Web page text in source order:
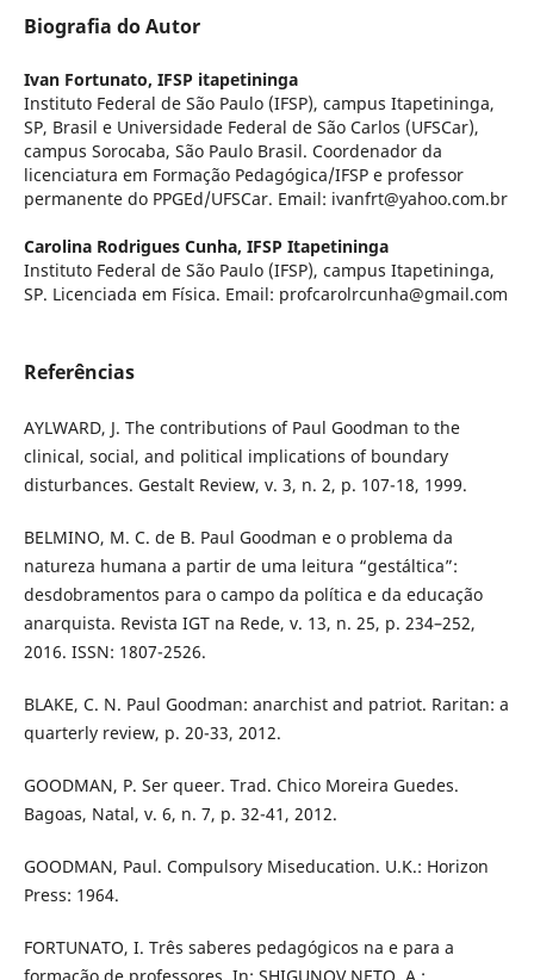
Biografia do Autor
Ivan Fortunato, IFSP itapetininga
Instituto Federal de São Paulo (IFSP), campus Itapetininga,
SP, Brasil e Universidade Federal de São Carlos (UFSCar),
campus Sorocaba, São Paulo Brasil. Coordenador da
licenciatura em Formação Pedagógica/IFSP e professor
permanente do PPGEd/UFSCar. Email: ivanfrt@yahoo.com.br
Carolina Rodrigues Cunha, IFSP Itapetininga
Instituto Federal de São Paulo (IFSP), campus Itapetininga,
SP. Licenciada em Física. Email: profcarolrcunha@gmail.com
Referências
AYLWARD, J. The contributions of Paul Goodman to the
clinical, social, and political implications of boundary
disturbances. Gestalt Review, v. 3, n. 2, p. 107-18, 1999.
BELMINO, M. C. de B. Paul Goodman e o problema da
natureza humana a partir de uma leitura “gestáltica”:
desdobramentos para o campo da política e da educação
anarquista. Revista IGT na Rede, v. 13, n. 25, p. 234–252,
2016. ISSN: 1807-2526.
BLAKE, C. N. Paul Goodman: anarchist and patriot. Raritan: a
quarterly review, p. 20-33, 2012.
GOODMAN, P. Ser queer. Trad. Chico Moreira Guedes.
Bagoas, Natal, v. 6, n. 7, p. 32-41, 2012.
GOODMAN, Paul. Compulsory Miseducation. U.K.: Horizon
Press: 1964.
FORTUNATO, I. Três saberes pedagógicos na e para a